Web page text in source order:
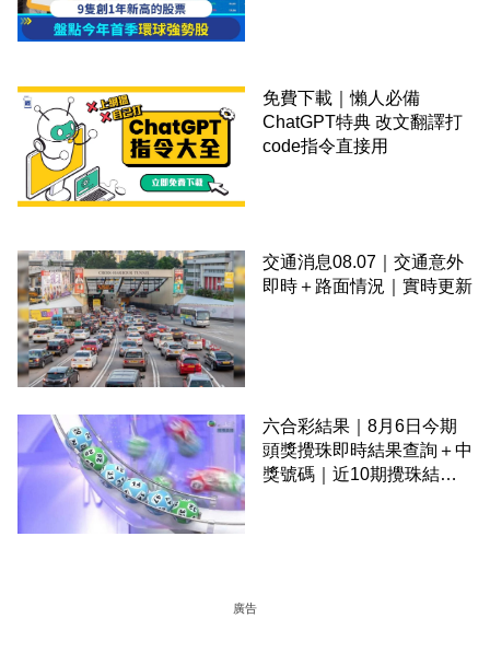
免費下載｜懶人必備
ChatGPT特典 改文翻譯打
code指令直接用
交通消息08.07｜交通意外
即時＋路面情況｜實時更新
六合彩結果｜8月6日今期
頭獎攪珠即時結果查詢＋中
獎號碼｜近10期攪珠結果
廣告